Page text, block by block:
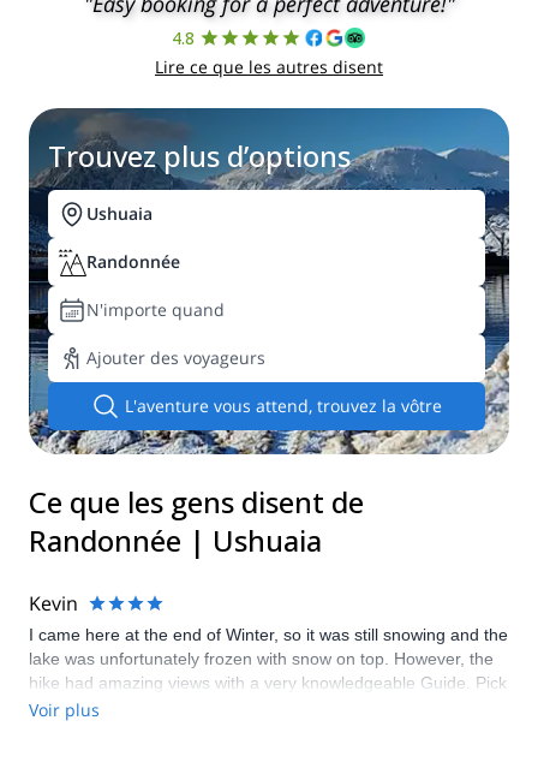
4.8
Lire ce que les autres disent
Trouvez plus d’options
Ushuaia
Randonnée
N'importe quand
Ajouter des voyageurs
L'aventure vous attend, trouvez la vôtre
Ce que les gens disent de
Randonnée | Ushuaia
Kevin
I came here at the end of Winter, so it was still snowing and the
lake was unfortunately frozen with snow on top. However, the
hike had amazing views with a very knowledgeable Guide. Pick
up was on time and all information was given to me as needed.
Voir plus